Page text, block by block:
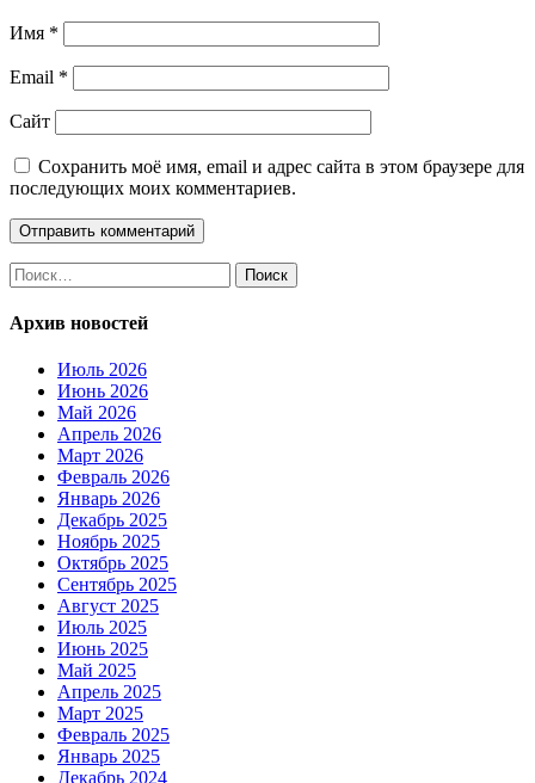
Имя *
Email *
Сайт
Сохранить моё имя, email и адрес сайта в этом браузере для
последующих моих комментариев.
Найти:
Архив новостей
Июль 2026
Июнь 2026
Май 2026
Апрель 2026
Март 2026
Февраль 2026
Январь 2026
Декабрь 2025
Ноябрь 2025
Октябрь 2025
Сентябрь 2025
Август 2025
Июль 2025
Июнь 2025
Май 2025
Апрель 2025
Март 2025
Февраль 2025
Январь 2025
Декабрь 2024